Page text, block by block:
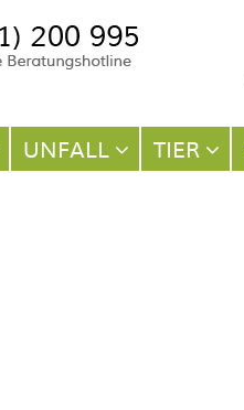
UNFALL TIER